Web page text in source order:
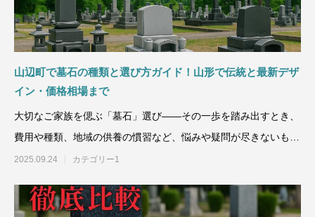
山辺町で墓石の種類と選び方ガイド！山形で伝統と最新デザ
イン・価格相場まで
大切なご家族を偲ぶ「墓石」選び——その一歩を踏み出すとき、
費用や種類、地域の供養の慣習など、悩みや疑問が尽きないもの
です。「石材の種類が
2025.09.24 カテゴリー1